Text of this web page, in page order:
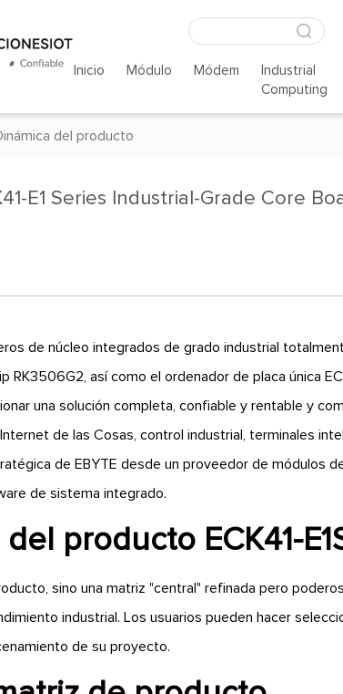
Inicio Módulo Módem
Industrial
Computing
del producto
E1 Series Industrial-Grade Core
de núcleo integrados de grado industrial
RK3506G2, así como el ordenador de placa única
una solución completa, confiable y rentable y
de las Cosas, control industrial, terminales
de EBYTE desde un proveedor de módulos
de sistema integrado.
producto ECK41-
sino una matriz "central" refinada pero
industrial. Los usuarios pueden hacer
de su proyecto.